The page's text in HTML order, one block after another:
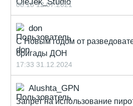
08:18 12.07.2021
don
С Новым годом от
бригады ДОН
17:33 31.12.2024
Alushta_GPN
Запрет на использование